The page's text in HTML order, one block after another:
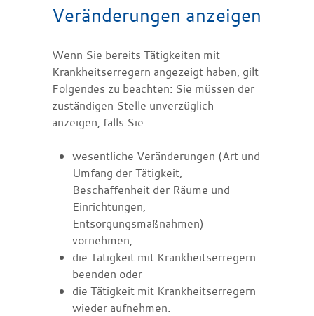
Veränderungen anzeigen
Wenn Sie bereits Tätigkeiten mit
Krankheitserregern angezeigt haben, gilt
Folgendes zu beachten: Sie müssen der
zuständigen Stelle unverzüglich
anzeigen, falls Sie
wesentliche Veränderungen (Art und
Umfang der Tätigkeit,
Beschaffenheit der Räume und
Einrichtungen,
Entsorgungsmaßnahmen)
vornehmen,
die Tätigkeit mit Krankheitserregern
beenden oder
die Tätigkeit mit Krankheitserregern
wieder aufnehmen.